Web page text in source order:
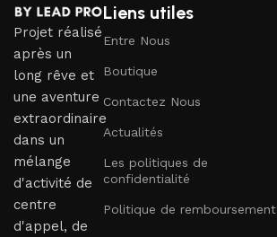
Projet réalisé
après un
long rêve et
une aventure
extraordinaire
dans un
mélange
d'activité de
centre
d'appel, de
Liens utiles
Entre Nous
Boutique
Contactez Nous
Actualités
Les politiques de
confidentialité
Politique de remboursement